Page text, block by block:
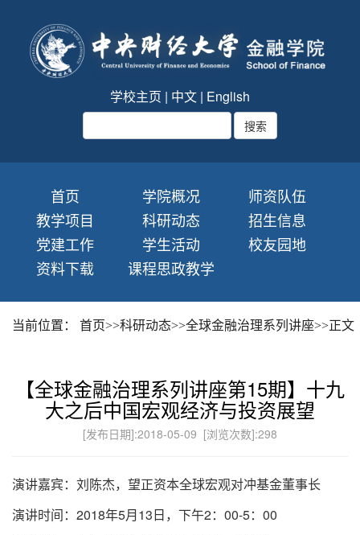
学校主页 | 中文 | English
首页 学院概况
师资队伍
教学项目
科研动态
招生信息
党建工作
学生活动
校友园地
资料下载
课程思政教学
当前位置： 首页>>科研动态>>全球金融治理系列讲座>>正文
【全球金融治理系列讲座第15期】十九
大之后中国宏观经济与投资展望
[发布日期]:2018-05-09 [浏览次数]:298
演讲嘉宾：刘陈杰，望正资本全球宏观对冲基金董事长
演讲时间：2018年5月13日，下午2：00-5：00